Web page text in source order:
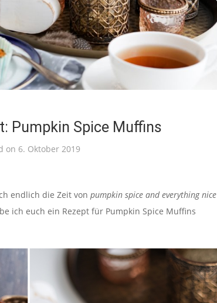
Pumpkin Spice Muffins
on 6. Oktober 2019
endlich die Zeit von pumpkin spice and everything nice
ich euch ein Rezept für Pumpkin Spice Muffins